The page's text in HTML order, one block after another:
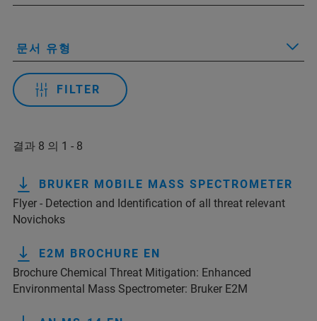
문서 유형
FILTER
결과 8 의 1 - 8
BRUKER MOBILE MASS SPECTROMETER
Flyer - Detection and Identification of all threat relevant
Novichoks
E2M BROCHURE EN
Brochure Chemical Threat Mitigation: Enhanced
Environmental Mass Spectrometer: Bruker E2M